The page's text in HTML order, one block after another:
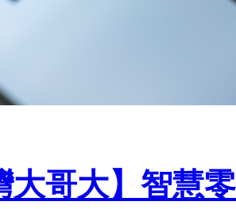
大哥大】智慧